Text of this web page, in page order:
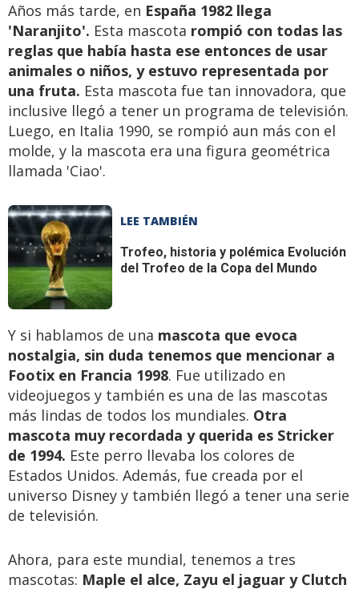
Años más tarde, en España 1982 llega
'Naranjito'. Esta mascota rompió con todas las
reglas que había hasta ese entonces de usar
animales o niños, y estuvo representada por
una fruta. Esta mascota fue tan innovadora, que
inclusive llegó a tener un programa de televisión.
Luego, en Italia 1990, se rompió aun más con el
molde, y la mascota era una figura geométrica
llamada 'Ciao'.
LEE TAMBIÉN
Trofeo, historia y polémica Evolución
del Trofeo de la Copa del Mundo
Y si hablamos de una mascota que evoca
nostalgia, sin duda tenemos que mencionar a
Footix en Francia 1998. Fue utilizado en
videojuegos y también es una de las mascotas
más lindas de todos los mundiales. Otra
mascota muy recordada y querida es Stricker
de 1994. Este perro llevaba los colores de
Estados Unidos. Además, fue creada por el
universo Disney y también llegó a tener una serie
de televisión.
Ahora, para este mundial, tenemos a tres
mascotas: Maple el alce, Zayu el jaguar y Clutch